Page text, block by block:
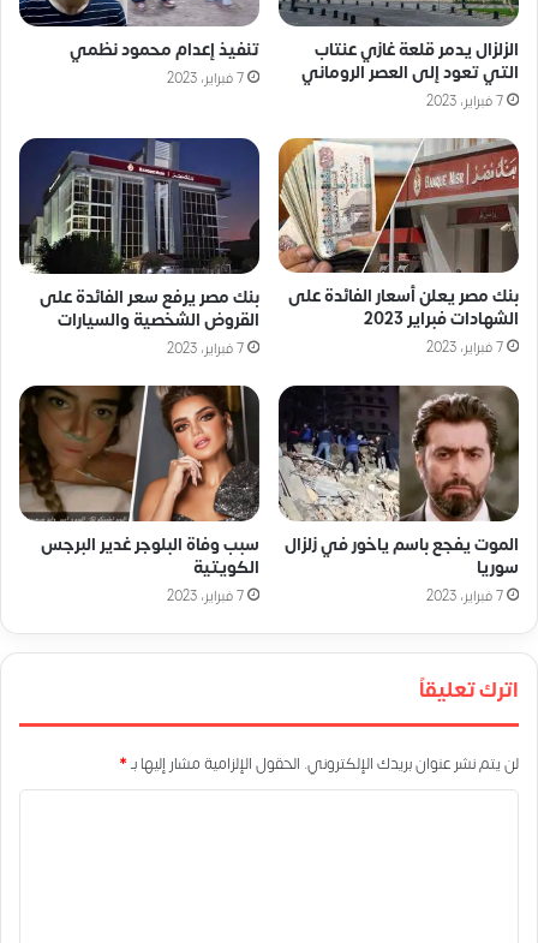
الزلزال يدمر قلعة غازي عنتاب
التي تعود إلى العصر الروماني
7 فبراير، 2023
تنفيذ إعدام محمود نظمي
7 فبراير، 2023
بنك مصر يعلن أسعار الفائدة على
الشهادات فبراير 2023
7 فبراير، 2023
بنك مصر يرفع سعر الفائدة على
القروض الشخصية والسيارات
7 فبراير، 2023
الموت يفجع باسم ياخور في زلزال
سوريا
7 فبراير، 2023
سبب وفاة البلوجر غدير البرجس
الكويتية
7 فبراير، 2023
اترك تعليقاً
لن يتم نشر عنوان بريدك الإلكتروني. الحقول الإلزامية مشار إليها بـ*